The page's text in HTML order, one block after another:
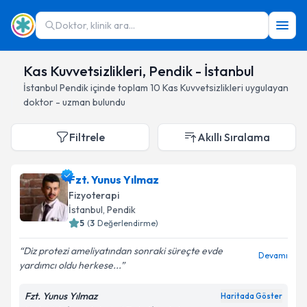
Doktor, klinik ara...
Kas Kuvvetsizlikleri, Pendik - İstanbul
İstanbul Pendikiçinde toplam 10 Kas Kuvvetsizlikleri uygulayan
doktor - uzman bulundu
Filtrele Akıllı Sıralama
Fzt. Yunus Yılmaz
Fizyoterapi
İstanbul, Pendik
5 (3 Değerlendirme)
Diz protezi ameliyatından sonraki süreçte evde
yardımcı oldu herkese...
Devamı
Fzt. Yunus Yılmaz Haritada Göster